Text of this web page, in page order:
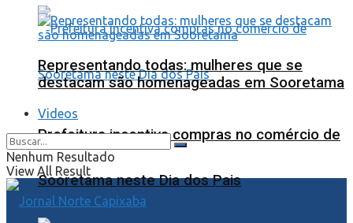
Prefeitura incentiva compras no comércio de
Sooretama neste Dia dos Pais
Representando todas: mulheres que se
destacam são homenageadas em Sooretama
Videos
Nenhum Resultado
View All Result